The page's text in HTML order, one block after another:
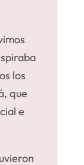
los
que
e